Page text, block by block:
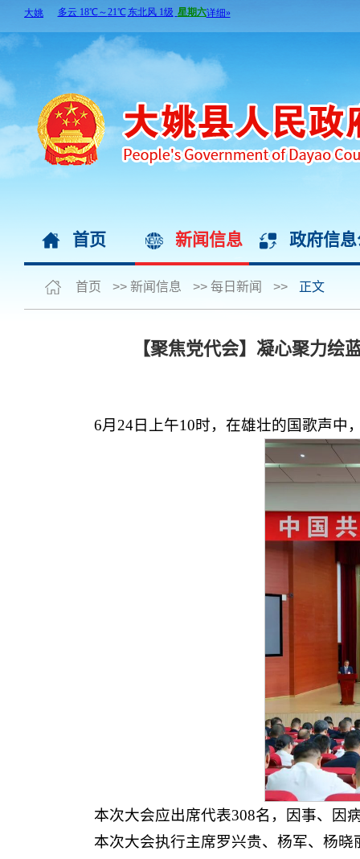
首页 新闻信息 政府信
首页 >> 新闻信息 >> 每日新闻 >> 正文
【聚焦党代会】凝心聚力
6月24日上午10时，在雄壮的国歌声中
本次大会应出席代表308名，因事、因
本次大会执行主席罗兴贵、杨军、杨